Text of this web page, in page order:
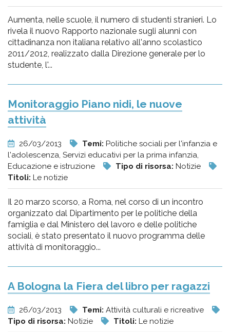
Aumenta, nelle scuole, il numero di studenti stranieri. Lo
rivela il nuovo Rapporto nazionale sugli alunni con
cittadinanza non italiana relativo all'anno scolastico
2011/2012, realizzato dalla Direzione generale per lo
studente, l'...
Monitoraggio Piano nidi, le nuove
attività
26/03/2013 Temi: Politiche sociali per l'infanzia e
l'adolescenza, Servizi educativi per la prima infanzia,
Educazione e istruzione
Tipo di risorsa: Notizie
Titoli: Le notizie
Il 20 marzo scorso, a Roma, nel corso di un incontro
organizzato dal Dipartimento per le politiche della
famiglia e dal Ministero del lavoro e delle politiche
sociali, è stato presentato il nuovo programma delle
attività di monitoraggio...
A Bologna la Fiera del libro per ragazzi
26/03/2013 Temi: Attività culturali e ricreative
Tipo di risorsa: Notizie Titoli: Le notizie